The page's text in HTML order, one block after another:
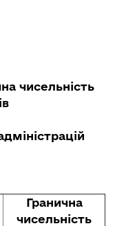
чисельність
Гранична
чисельність